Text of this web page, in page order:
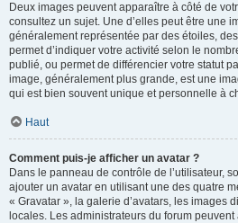
Deux images peuvent apparaître à côté de
consultez un sujet. Une d’elles peut être une
généralement représentée par des étoiles,
permet d’indiquer votre activité selon le
publié, ou permet de différencier votre statut
image, généralement plus grande, est une
qui est bien souvent unique et personnelle à
Haut
Comment puis-je afficher un avatar ?
Dans le panneau de contrôle de l’utilisateur,
ajouter un avatar en utilisant une des quatre
« Gravatar », la galerie d’avatars, les images
locales. Les administrateurs du forum